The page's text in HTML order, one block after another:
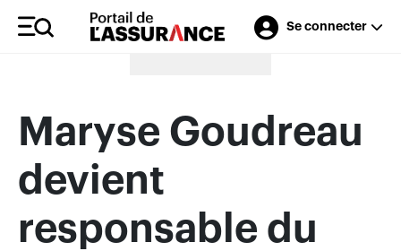
Se connecter
Merci à nos annonceurs
Maryse Goudreau
devient
responsable du